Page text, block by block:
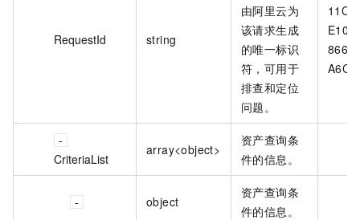
RequestId string
由阿里云为
该请求生成
的唯一标识
符，可用于
排查和定位
问题。
866D-
CriteriaList
array<object>
资产查询条
件的信息。
object
资产查询条
件的信息。